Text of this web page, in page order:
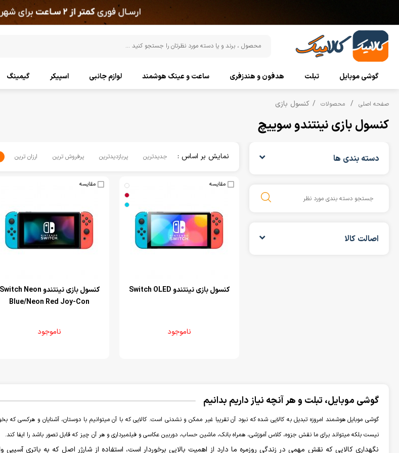
گوشی موبایل تبلت هدفون و هندزفری ساعت و عینک هوشمند لوازم جانبی اسپیکر گیمینگ
صفحه اصلی محصولات کنسول بازی
کنسول بازی نینتندو سوییچ
دسته بندی ها
اصالت کالا
نمایش بر اساس : جدیدترین پربازدیدترین پرفروش ترین ارزان ترین
مقایسه
کنسول بازی نینتندو Switch OLED
ناموجود
مقایسه
کنسول بازی نینتندو Switch Neon
Blue/Neon Red Joy-Con
ناموجود
گوشی موبایل، تبلت و هر آنچه نیاز داریم بدانیم
گوشی موبایل هوشمند امروزه تبدیل به کالایی شده که نبود آن تقریبا غیر ممکن و نشدنی است. کالایی که با آن میتوانیم با دوستان، آشنایان و هرکسی که
نیست بلکه میتواند برای ما نقش جزوه، کلاس آموزشی، همراه بانک، ماشین حساب، دوربین عکاسی و فیلمبرداری و هر آن چیز که قابل تصور باشد را ایفا کند.
نگهداری کالایی که نقش مهمی در زندگی روزمره ما دارد از اهمیت بالایی برخوردار است، استفاده از شارژر اصل که به باتری